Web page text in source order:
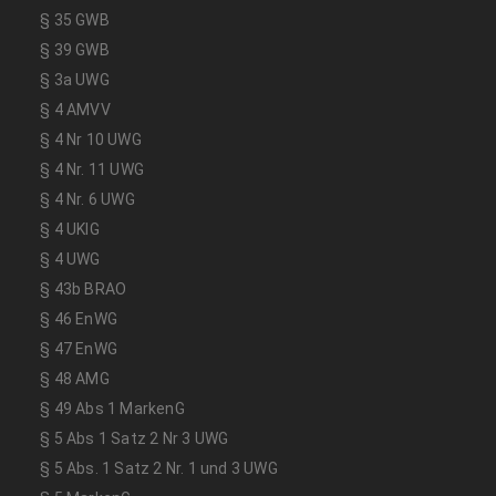
§ 35 GWB
§ 39 GWB
§ 3a UWG
§ 4 AMVV
§ 4 Nr 10 UWG
§ 4 Nr. 11 UWG
§ 4 Nr. 6 UWG
§ 4 UKlG
§ 4 UWG
§ 43b BRAO
§ 46 EnWG
§ 47 EnWG
§ 48 AMG
§ 49 Abs 1 MarkenG
§ 5 Abs 1 Satz 2 Nr 3 UWG
§ 5 Abs. 1 Satz 2 Nr. 1 und 3 UWG